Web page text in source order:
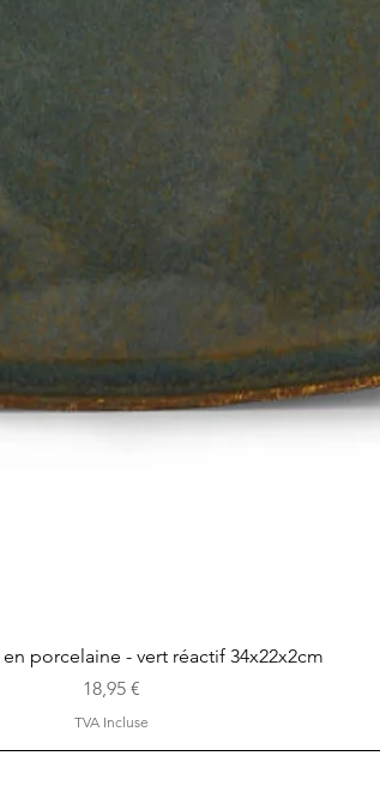
Aperçu rapide
en porcelaine - vert réactif 34x22x2cm
Prix
18,95 €
TVA Incluse